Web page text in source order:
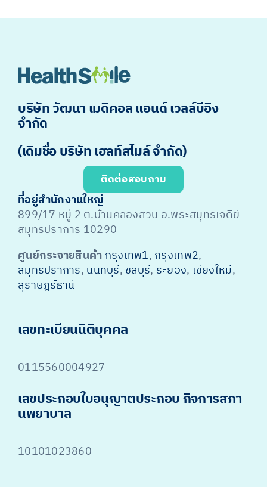
บริษัท วัฒนา เมดิคอล แอนด์ เวลล์บีอิง
จำกัด
(เดิมชื่อ บริษัท เฮลท์สไมล์ จำกัด)
ติดต่อสอบถาม
ที่อยู่สำนักงานใหญ่
899/17 หมู่ 2 ต.บ้านคลองสวน อ.พระสมุทรเจดีย์
สมุทรปราการ 10290
ศูนย์กระจายสินค้า กรุงเทพ1, กรุงเทพ2,
สมุทรปราการ, นนทบุรี, ชลบุรี, ระยอง, เชียงใหม่,
สุราษฎร์ธานี
เลขทะเบียนนิติบุคคล
0115560004927
เลขประกอบใบอนุญาตประกอบ กิจการสภา
นพยาบาล
10101023860